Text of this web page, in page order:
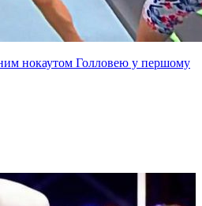
нокаутом Голловею у першому